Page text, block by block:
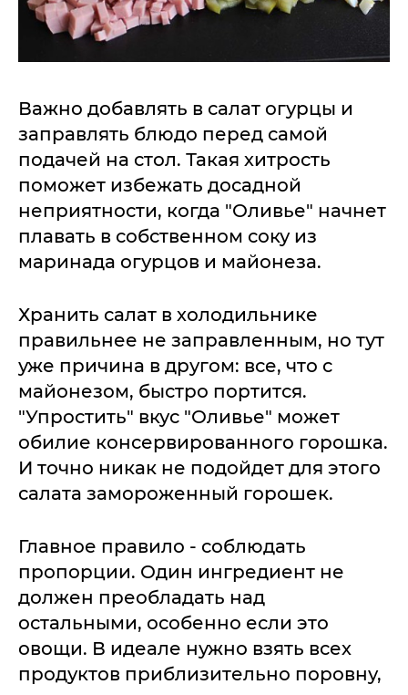
Важно добавлять в салат огурцы и
заправлять блюдо перед самой
подачей на стол. Такая хитрость
поможет избежать досадной
неприятности, когда "Оливье" начнет
плавать в собственном соку из
маринада огурцов и майонеза.
Хранить салат в холодильнике
правильнее не заправленным, но тут
уже причина в другом: все, что с
майонезом, быстро портится.
"Упростить" вкус "Оливье" может
обилие консервированного горошка.
И точно никак не подойдет для этого
салата замороженный горошек.
Главное правило - соблюдать
пропорции. Один ингредиент не
должен преобладать над
остальными, особенно если это
овощи. В идеале нужно взять всех
продуктов приблизительно поровну,